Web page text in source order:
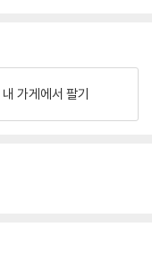
내 가게에서 팔기